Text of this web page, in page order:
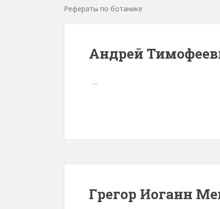
Рефераты по ботанике
Андрей
...
Грегор Иоганн